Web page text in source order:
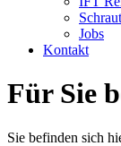
Jobs
Kontakt
Für Sie
Sie befinden sich